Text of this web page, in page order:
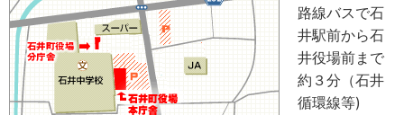
路線バスで石
井駅前から石
井役場前まで
約３分（石井
循環線等)